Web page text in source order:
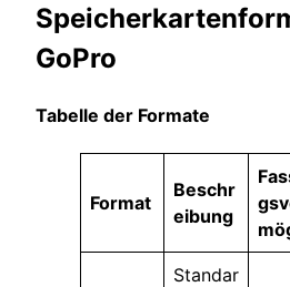
GoPro
Tabelle der Formate
Format
Beschr
eibung
Standar